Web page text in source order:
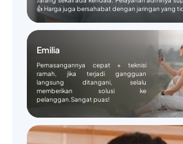
👍 Harga juga bersahabat dengan jaringan yang
Emilia
Pemasangannya cepat + teknisi
ramah, jika terjadi gangguan
langsung ditangani, selalu
memberikan solusi ke
pelanggan.Sangat puas!